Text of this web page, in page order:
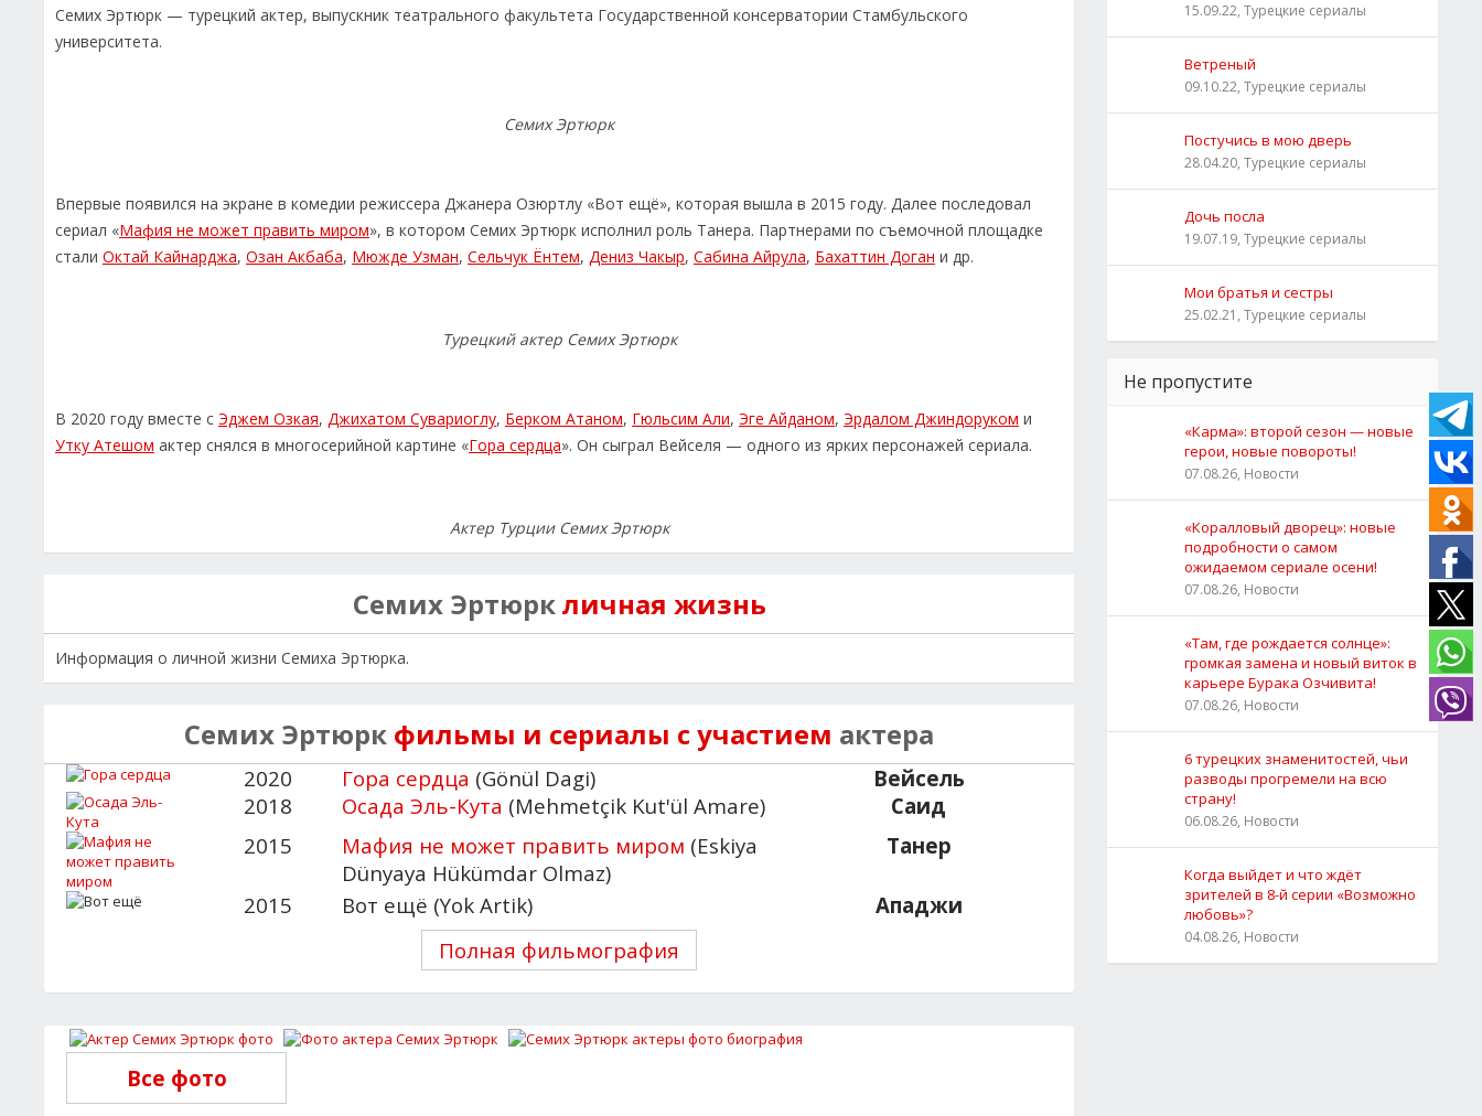
Семих Эртюрк — турецкий актер, выпускник театрального факультета Государственной консерватории Стамбульского
университета.
Семих Эртюрк
Впервые появился на экране в комедии режиссера Джанера Озюртлу «Вот ещё», которая вышла в 2015 году. Далее последовал
сериал «Мафия не может править миром», в котором Семих Эртюрк исполнил роль Танера. Партнерами по съемочной площадке
стали Октай Кайнарджа, Озан Акбаба, Мюжде Узман, Сельчук Ёнтем, Дениз Чакыр, Сабина Айрула, Бахаттин Доган и др.
Турецкий актер Семих Эртюрк
В 2020 году вместе с Эджем Озкая, Джихатом Сувариоглу, Берком Атаном, Гюльсим Али, Эге Айданом, Эрдалом Джиндоруком и
Утку Атешом актер снялся в многосерийной картине «Гора сердца». Он сыграл Вейселя — одного из ярких персонажей сериала.
Актер Турции Семих Эртюрк
Семих Эртюркличная жизнь
Информация о личной жизни Семиха Эртюрка.
Семих Эртюрк фильмы и сериалы с участием актера
2020 Гора сердца (Gönül Dagi)
Вейсель
2018
Осада Эль-Кута (Mehmetçik Kut'ül Amare)
Саид
2015
Мафия не может править миром (Eskiya
Dünyaya Hükümdar Olmaz)
Танер
2015 Вот ещё (Yok Artik)
Ападжи
Полная фильмография
Все фото
15.09.22, Турецкие сериалы
Ветреный
09.10.22, Турецкие сериалы
Постучись в мою дверь
28.04.20, Турецкие сериалы
Дочь посла
19.07.19, Турецкие сериалы
Мои братья и сестры
25.02.21, Турецкие сериалы
Не пропустите
«Карма»: второй сезон — новые
герои, новые повороты!
07.08.26, Новости
«Коралловый дворец»: новые
подробности о самом
ожидаемом сериале осени!
07.08.26, Новости
«Там, где рождается солнце»:
громкая замена и новый виток в
карьере Бурака Озчивита!
07.08.26, Новости
6 турецких знаменитостей, чьи
разводы прогремели на всю
страну!
06.08.26, Новости
Когда выйдет и что ждёт
зрителей в 8-й серии «Возможно
любовь»?
04.08.26, Новости